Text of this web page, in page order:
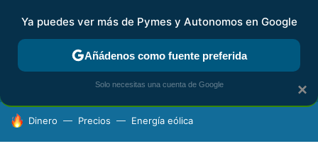
FISCALIDAD Y CONTABILIDAD KIT DIGITAL RENTA
HOY SE HABLA DE
Dinero Precios Energía eólica
×
Ya puedes ver más de Pymes y Autonomos en Google
Añádenos como fuente preferida
Solo necesitas una cuenta de Google